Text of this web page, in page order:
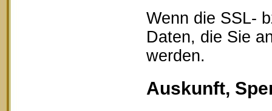
Wenn die SSL-
Daten, die Sie
werden.
Auskunft,